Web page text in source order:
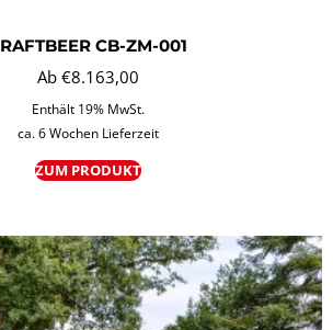
CB-ZM-001
Ab €8.163,00
Enthält 19% MwSt.
ca. 6 Wochen Lieferzeit
ZUM PRODUKT